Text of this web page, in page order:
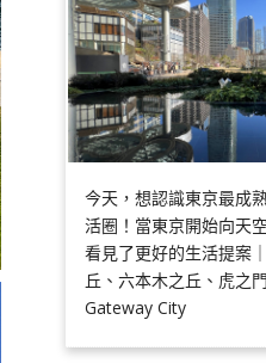
今天，想認識東京最成
活圈！當東京開始向天
看見了更好的生活提案
丘、六本木之丘、虎之
Gateway City